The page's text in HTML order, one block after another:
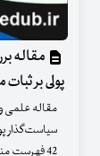
مقاله
پولی بر ثبات
مقاله علمی و
42 فهرست